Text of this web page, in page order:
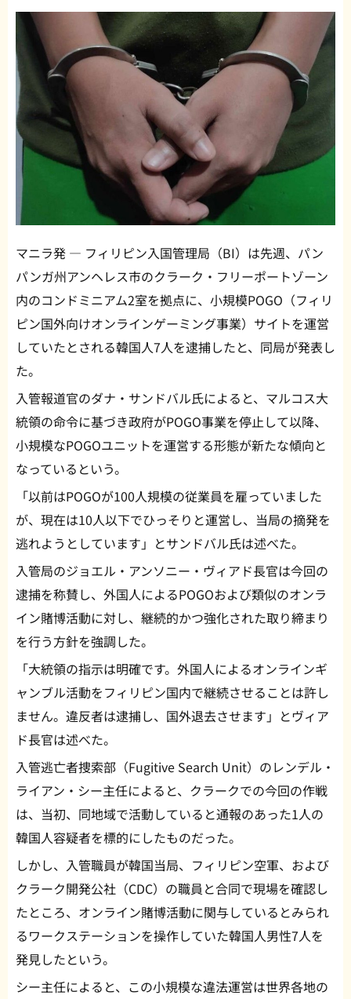
マニラ発 — フィリピン入国管理局（BI）は先週、パン
パンガ州アンヘレス市のクラーク・フリーポートゾーン
内のコンドミニアム2室を拠点に、小規模POGO（フィリ
ピン国外向けオンラインゲーミング事業）サイトを運営
していたとされる韓国人7人を逮捕したと、同局が発表し
た。
入管報道官のダナ・サンドバル氏によると、マルコス大
統領の命令に基づき政府がPOGO事業を停止して以降、
小規模なPOGOユニットを運営する形態が新たな傾向と
なっているという。
「以前はPOGOが100人規模の従業員を雇っていました
が、現在は10人以下でひっそりと運営し、当局の摘発を
逃れようとしています」とサンドバル氏は述べた。
入管局のジョエル・アンソニー・ヴィアド長官は今回の
逮捕を称賛し、外国人によるPOGOおよび類似のオンラ
イン賭博活動に対し、継続的かつ強化された取り締まり
を行う方針を強調した。
「大統領の指示は明確です。外国人によるオンラインギ
ャンブル活動をフィリピン国内で継続させることは許し
ません。違反者は逮捕し、国外退去させます」とヴィア
ド長官は述べた。
入管逃亡者捜索部（Fugitive Search Unit）のレンデル・
ライアン・シー主任によると、クラークでの今回の作戦
は、当初、同地域で活動していると通報のあった1人の
韓国人容疑者を標的にしたものだった。
しかし、入管職員が韓国当局、フィリピン空軍、および
クラーク開発公社（CDC）の職員と合同で現場を確認し
たところ、オンライン賭博活動に関与しているとみられ
るワークステーションを操作していた韓国人男性7人を
発見したという。
シー主任によると、この小規模な違法運営は世界各地の